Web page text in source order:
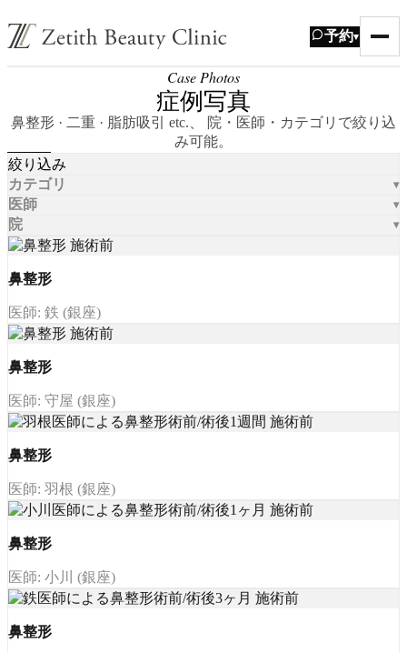
予約▾
Case Photos
症例写真
鼻整形 · 二重 · 脂肪吸引 etc.、 院・医師・カテゴリで絞り込
み可能。
絞り込み
カテゴリ
医師
院
鼻整形
医師: 鉄 (銀座)
鼻整形
医師: 守屋 (銀座)
鼻整形
医師: 羽根 (銀座)
鼻整形
医師: 小川 (銀座)
鼻整形